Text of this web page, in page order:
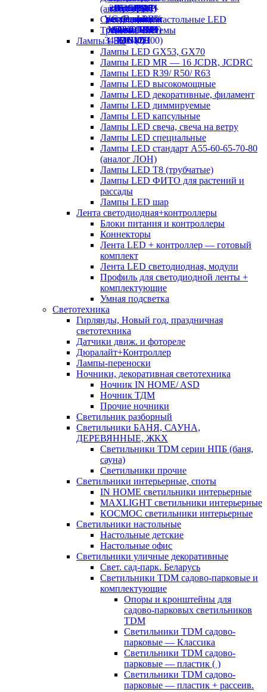
(аналог ЛСП)
Светильники настольные LED
Трековые системы
Лампы LED
Лампы LED GX53, GX70
Лампы LED MR — 16 JCDR, JCDRC
Лампы LED R39/ R50/ R63
Лампы LED высокомощные
Лампы LED декоративные, филамент
Лампы LED диммируемые
Лампы LED капсульные
Лампы LED свеча, свеча на ветру
Лампы LED специальные
Лампы LED стандарт А55-60-65-70-80
(аналог ЛОН)
Лампы LED Т8 (трубчатые)
Лампы LED ФИТО для растений и
рассады
Лампы LED шар
Лента светодиодная+контроллеры
Блоки питания и контроллеры
Коннекторы
Лента LED + контроллер — готовый
комплект
Лента LED светодиодная, модули
Профиль для светодиодной ленты +
комплектующие
Умная подсветка
Светотехника
Гирлянды, Новый год, праздничная
светотехника
Датчики движ. и фотореле
Дюралайт+Контроллер
Лампы-переноски
Ночники, декоративная светотехника
Ночник IN HOME/ ASD
Ночник ТДМ
Прочие ночники
Светильник разборный
Светильники БАНЯ, САУНА,
ДЕРЕВЯННЫЕ, ЖКХ
Светильники TDM серии НПБ (баня,
сауна)
Светильники прочие
Светильники интерьерные, споты
IN HOME светильники интерьерные
MAXLIGHT светильники интерьерные
КОСМОС светильники интерьерные
Светильники настольные
Настольные детские
Настольные офис
Светильники уличные декоративные
Свет. сад-парк. Беларусь
Светильники TDM садово-парковые и
комплектующие
Опоры и кронштейны для
садово-парковых светильников
TDM
Светильники TDM садово-
парковые — Классика
Светильники TDM садово-
парковые — пластик ( )
Светильники TDM садово-
парковые — пластик + рассеив.